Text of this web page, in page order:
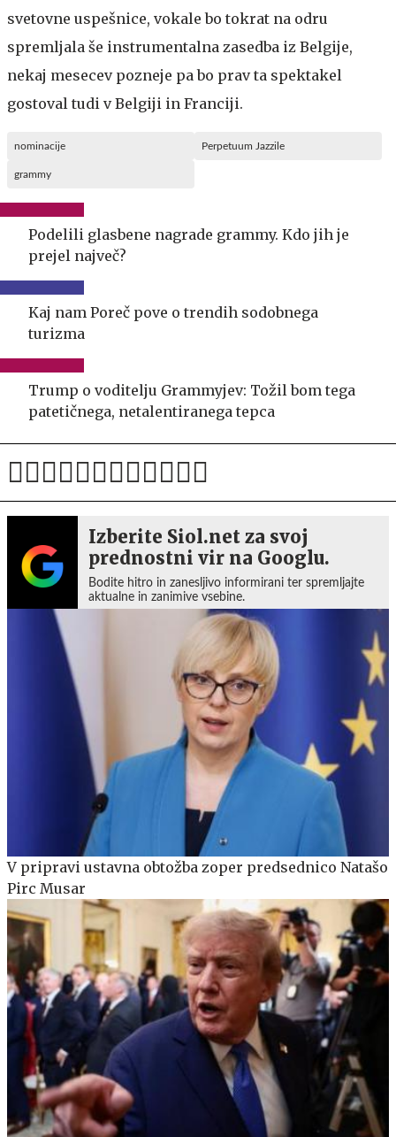
svetovne uspešnice, vokale bo tokrat na odru
spremljala še instrumentalna zasedba iz Belgije,
nekaj mesecev pozneje pa bo prav ta spektakel
gostoval tudi v Belgiji in Franciji.
nominacije Perpetuum Jazzile
grammy
Podelili glasbene nagrade grammy. Kdo jih je
prejel največ?
Kaj nam Poreč pove o trendih sodobnega
turizma
Trump o voditelju Grammyjev: Tožil bom tega
patetičnega, netalentiranega tepca
Izberite Siol.net za svoj
prednostni vir na Googlu.
Bodite hitro in zanesljivo informirani ter spremljajte
aktualne in zanimive vsebine.
V pripravi ustavna obtožba zoper predsednico Natašo
Pirc Musar